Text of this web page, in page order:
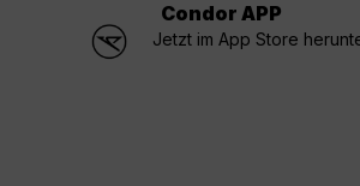
Condor APP
Jetzt im App Store